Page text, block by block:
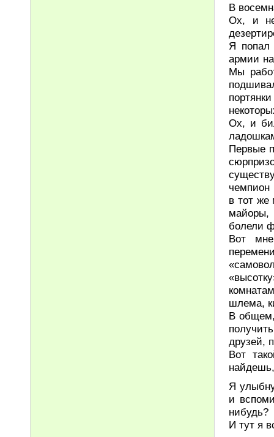
В
Ох, и
Я попал
армии
Мы
Ох, и
Первые
чемпион
в тот же
майоры,
болели
Вот
шлема,
В
друзей,
Вот
Я
и
нибудь?
И тут я